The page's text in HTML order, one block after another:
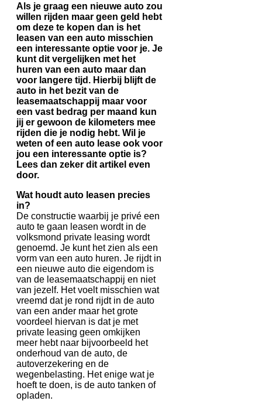
Als je graag een nieuwe auto zou
willen rijden maar geen geld hebt
om deze te kopen dan is het
leasen van een auto misschien
een interessante optie voor je. Je
kunt dit vergelijken met het
huren van een auto maar dan
voor langere tijd. Hierbij blijft de
auto in het bezit van de
leasemaatschappij maar voor
een vast bedrag per maand kun
jij er gewoon de kilometers mee
rijden die je nodig hebt. Wil je
weten of een auto lease ook voor
jou een interessante optie is?
Lees dan zeker dit artikel even
door.
Wat houdt auto leasen precies
in?
De constructie waarbij je privé een
auto te gaan leasen wordt in de
volksmond private leasing wordt
genoemd. Je kunt het zien als een
vorm van een auto huren. Je rijdt in
een nieuwe auto die eigendom is
van de leasemaatschappij en niet
van jezelf. Het voelt misschien wat
vreemd dat je rond rijdt in de auto
van een ander maar het grote
voordeel hiervan is dat je met
private leasing geen omkijken
meer hebt naar bijvoorbeeld het
onderhoud van de auto, de
autoverzekering en de
wegenbelasting. Het enige wat je
hoeft te doen, is de auto tanken of
opladen.